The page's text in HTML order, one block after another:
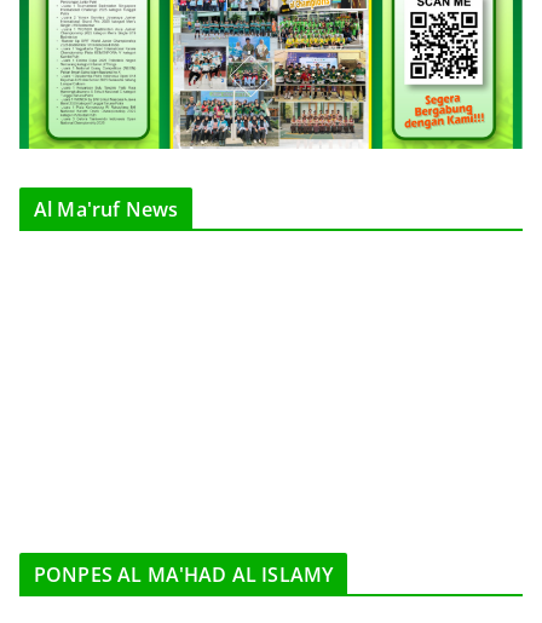
Al Ma'ruf News
PONPES AL MA'HAD AL ISLAMY